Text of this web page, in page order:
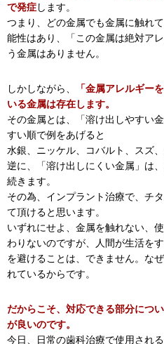
で発症します。
つまり、どの金属でも金属に触れ
能性はあり、「この金属は絶対ア
う金属はありません。
しかしながら、
「金属アレルギー
いる金属は存在します。
その金属とは、「溶け出しやすい
すい順で例をあげると
水銀、ニッケル、コバルト、スズ
逆に、「溶け出しにくい金属」は
続きます。
その為、インプラント治療で、チ
て頂けると思います。
いずれにせよ、金属を触れない、
わりないのですが、人間が生活を
を避けることは、できません。な
れているからです。
だからこそ、対応できる部分につ
が良いのです。
今日、日常の歯科治療で使用され